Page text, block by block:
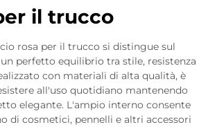
il trucco
rosa per il trucco si distingue sul
perfetto equilibrio tra stile, resistenza
con materiali di alta qualità, è
all'uso quotidiano mantenendo
elegante. L'ampio interno consente
di cosmetici, pennelli e altri accessori